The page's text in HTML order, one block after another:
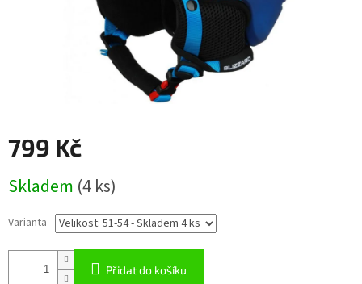
799 Kč
cena:
Skladem (4 ks)
Varianta
Přidat do košíku